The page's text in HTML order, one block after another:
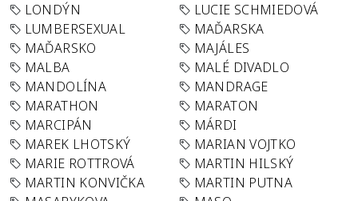
LONDÝN
LUCIE SCHMIEDOVÁ
LUMBERSEXUAL
MAĎARSKA
MAĎARSKO
MAJÁLES
MALBA
MALÉ DIVADLO
MANDOLÍNA
MANDRAGE
MARATHON
MARATON
MARCIPÁN
MÁRDI
MAREK LHOTSKÝ
MARIAN VOJTKO
MARIE ROTTROVÁ
MARTIN HILSKÝ
MARTIN KONVIČKA
MARTIN PUTNA